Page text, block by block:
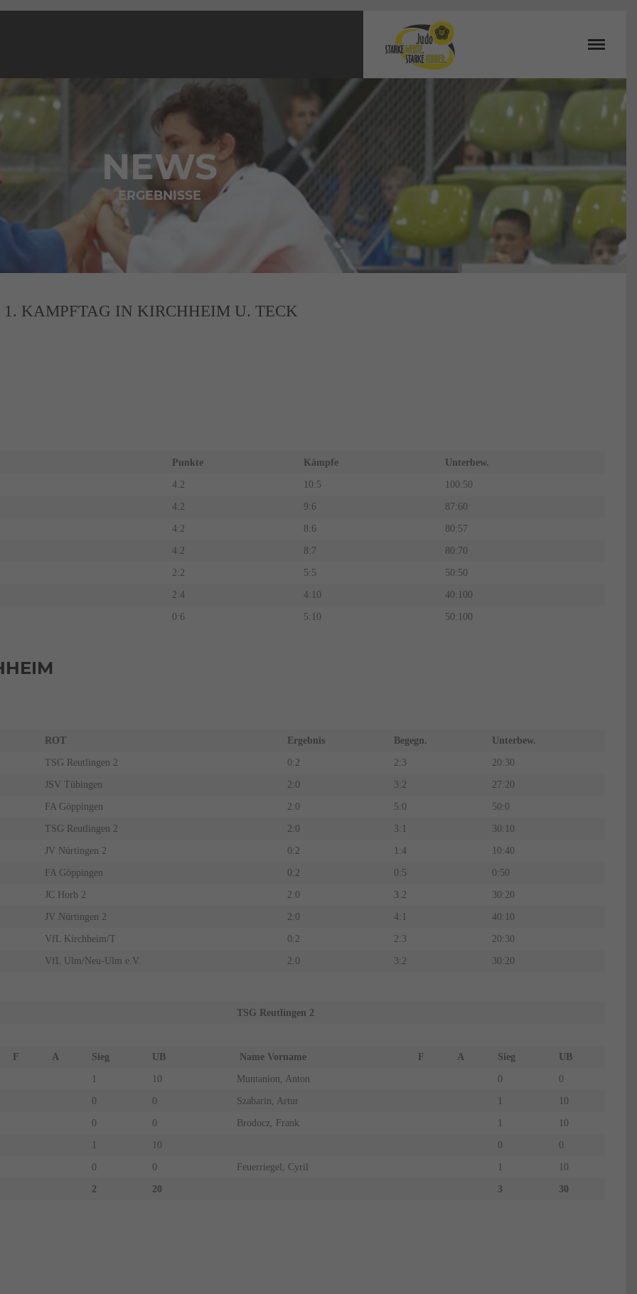
NEWS
ERGEBNISSE
KAMPFTAG IN KIRCHHEIM U. TECK
Punkte Kämpfe Unterbew.
4:2 10:5 100:50
4:2 9:6 87:60
4:2 8:6 80:57
4:2 8:7 80:70
2:2 5:5 50:50
2:4 4:10 40:100
0:6 5:10 50:100
ROT Ergebnis Begegn. Unterbew.
TSG Reutlingen 2 0:2 2:3 20:30
JSV Tübingen 2:0 3:2 27:20
FA Göppingen 2:0 5:0 50:0
TSG Reutlingen 2 2:0 3:1 30:10
JV Nürtingen 2 0:2 1:4 10:40
FA Göppingen 0:2 0:5 0:50
JC Horb 2 2:0 3:2 30:20
JV Nürtingen 2 2:0 4:1 40:10
VfL Kirchheim/T 0:2 2:3 20:30
VfL Ulm/Neu-Ulm e.V. 2:0 3:2 30:20
TSG Reutlingen 2
F A Sieg UB Name Vorname F A Sieg UB
1 10 Muntanion, Anton 0 0
0 0 Szabarin, Artur 10
0 0 Brodocz, Frank 1 10
10 0 0
0 0 Feuerriegel, Cyril 1 10
2 20 3 30